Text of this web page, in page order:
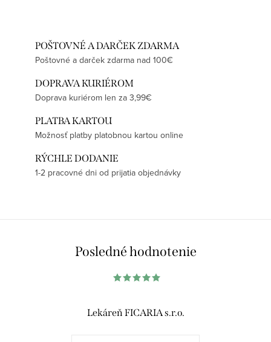
POŠTOVNÉ A DARČEK ZDARMA
Poštovné a darček zdarma nad 100€
DOPRAVA KURIÉROM
Doprava kuriérom len za 3,99€
PLATBA KARTOU
Možnosť platby platobnou kartou online
RÝCHLE DODANIE
1-2 pracovné dni od prijatia objednávky
Posledné hodnotenie
Lekáreň FICARIA s.r.o.